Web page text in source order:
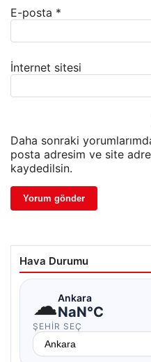
E-posta *
İnternet sitesi
Daha sonraki
posta adresim ve site
kaydedilsin.
Hava Durumu
☁Ankara
NaN°C
ŞEHIR SEÇ